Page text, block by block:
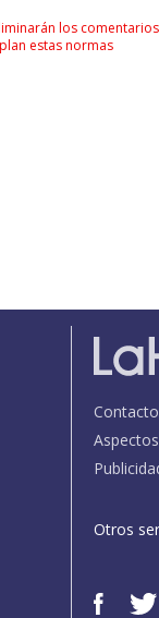
los
estas normas
Contacto
Otros